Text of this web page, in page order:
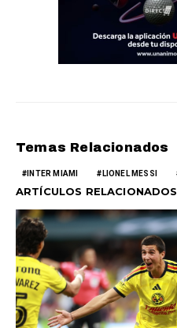
Temas Relacionados
INTER MIAMI LIONEL MESSI
ARTÍCULOS RELACIONADOS